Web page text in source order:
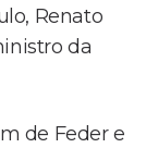
Renato
da
de Feder e